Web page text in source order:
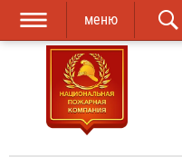
Перейти к
основному
содержанию
Skip to
navigation
меню